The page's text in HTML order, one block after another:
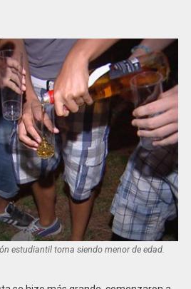
estudiantil toma siendo menor de edad.